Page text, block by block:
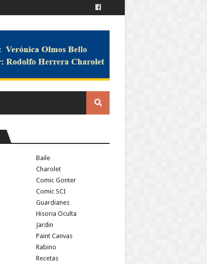
Baile
Charolet
Comic Gonter
Comic SCI
Guardianes
Hisoria Oculta
Jardin
Paint Canvas
Rabino
Recetas